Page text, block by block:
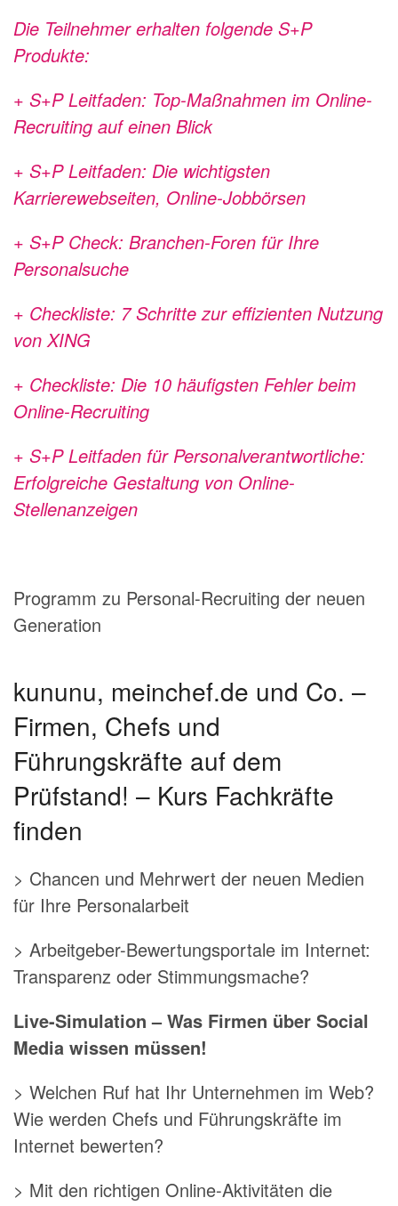
Die Teilnehmer erhalten folgende S+P
Produkte:
+ S+P Leitfaden: Top-Maßnahmen im Online-
Recruiting auf einen Blick
+ S+P Leitfaden: Die wichtigsten
Karrierewebseiten, Online-Jobbörsen
+ S+P Check: Branchen-Foren für Ihre
Personalsuche
+ Checkliste: 7 Schritte zur effizienten Nutzung
von XING
+ Checkliste: Die 10 häufigsten Fehler beim
Online-Recruiting
+ S+P Leitfaden für Personalverantwortliche:
Erfolgreiche Gestaltung von Online-
Stellenanzeigen
Programm zu Personal-Recruiting der neuen
Generation
kununu, meinchef.de und Co. –
Firmen, Chefs und
Führungskräfte auf dem
Prüfstand! – Kurs Fachkräfte
finden
> Chancen und Mehrwert der neuen Medien
für Ihre Personalarbeit
> Arbeitgeber-Bewertungsportale im Internet:
Transparenz oder Stimmungsmache?
Live-Simulation – Was Firmen über Social
Media wissen müssen!
> Welchen Ruf hat Ihr Unternehmen im Web?
Wie werden Chefs und Führungskräfte im
Internet bewerten?
> Mit den richtigen Online-Aktivitäten die